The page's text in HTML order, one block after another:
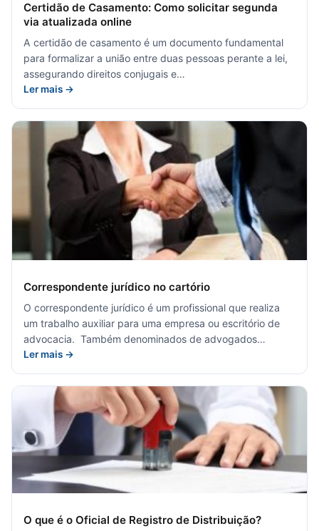
Certidão de Casamento: Como solicitar segunda
via atualizada online
A certidão de casamento é um documento fundamental
para formalizar a união entre duas pessoas perante a lei,
assegurando direitos conjugais e…
Ler mais →
Correspondente jurídico no cartório
O correspondente jurídico é um profissional que realiza
um trabalho auxiliar para uma empresa ou escritório de
advocacia. Também denominados de advogados…
Ler mais →
O que é o Oficial de Registro de Distribuição?